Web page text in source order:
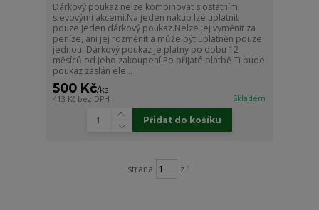
Dárkový poukaz nelze kombinovat s ostatními
slevovými akcemi.Na jeden nákup lze uplatnit
pouze jeden dárkový poukaz.Nelze jej vyměnit za
peníze, ani jej rozměnit a může být uplatněn pouze
jednou. Dárkový poukaz je platný po dobu 12
měsíců od jeho zakoupení.Po přijaté platbě Ti bude
poukaz zaslán ele...
500 Kč/ks
413 Kč bez DPH Skladem
Přidat do košíku
strana z 1